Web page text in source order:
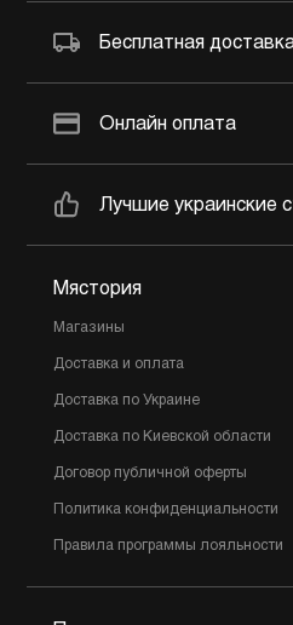
Бесплатная
Онлайн оплата
Лучшие украинские
Мястория
Магазины
Доставка и оплата
Доставка по Украине
Доставка по Киевской области
Договор публичной оферты
Политика конфиденциальности
Правила программы лояльности